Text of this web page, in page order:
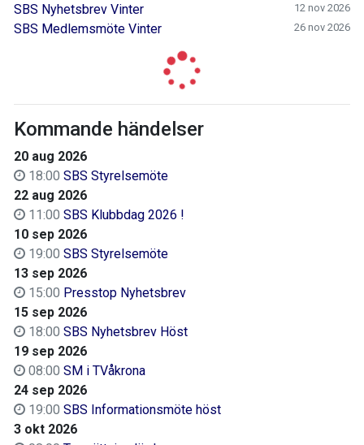
SBS Nyhetsbrev Vinter 12 nov 2026
SBS Medlemsmöte Vinter 26 nov 2026
Kommande händelser
20 aug 2026
18:00 SBS Styrelsemöte
22 aug 2026
11:00 SBS Klubbdag 2026 !
10 sep 2026
19:00 SBS Styrelsemöte
13 sep 2026
15:00 Presstop Nyhetsbrev
15 sep 2026
18:00 SBS Nyhetsbrev Höst
19 sep 2026
08:00 SM i TVåkrona
24 sep 2026
19:00 SBS Informationsmöte höst
3 okt 2026